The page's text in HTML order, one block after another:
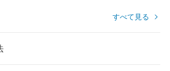
すべて見る